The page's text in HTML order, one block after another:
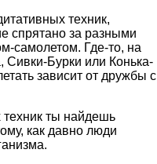
техник,
спрятано за разными
самолетом. Где-то, на
Сивки-Бурки или Конька-
зависит от дружбы с
ты найдешь
как давно люди